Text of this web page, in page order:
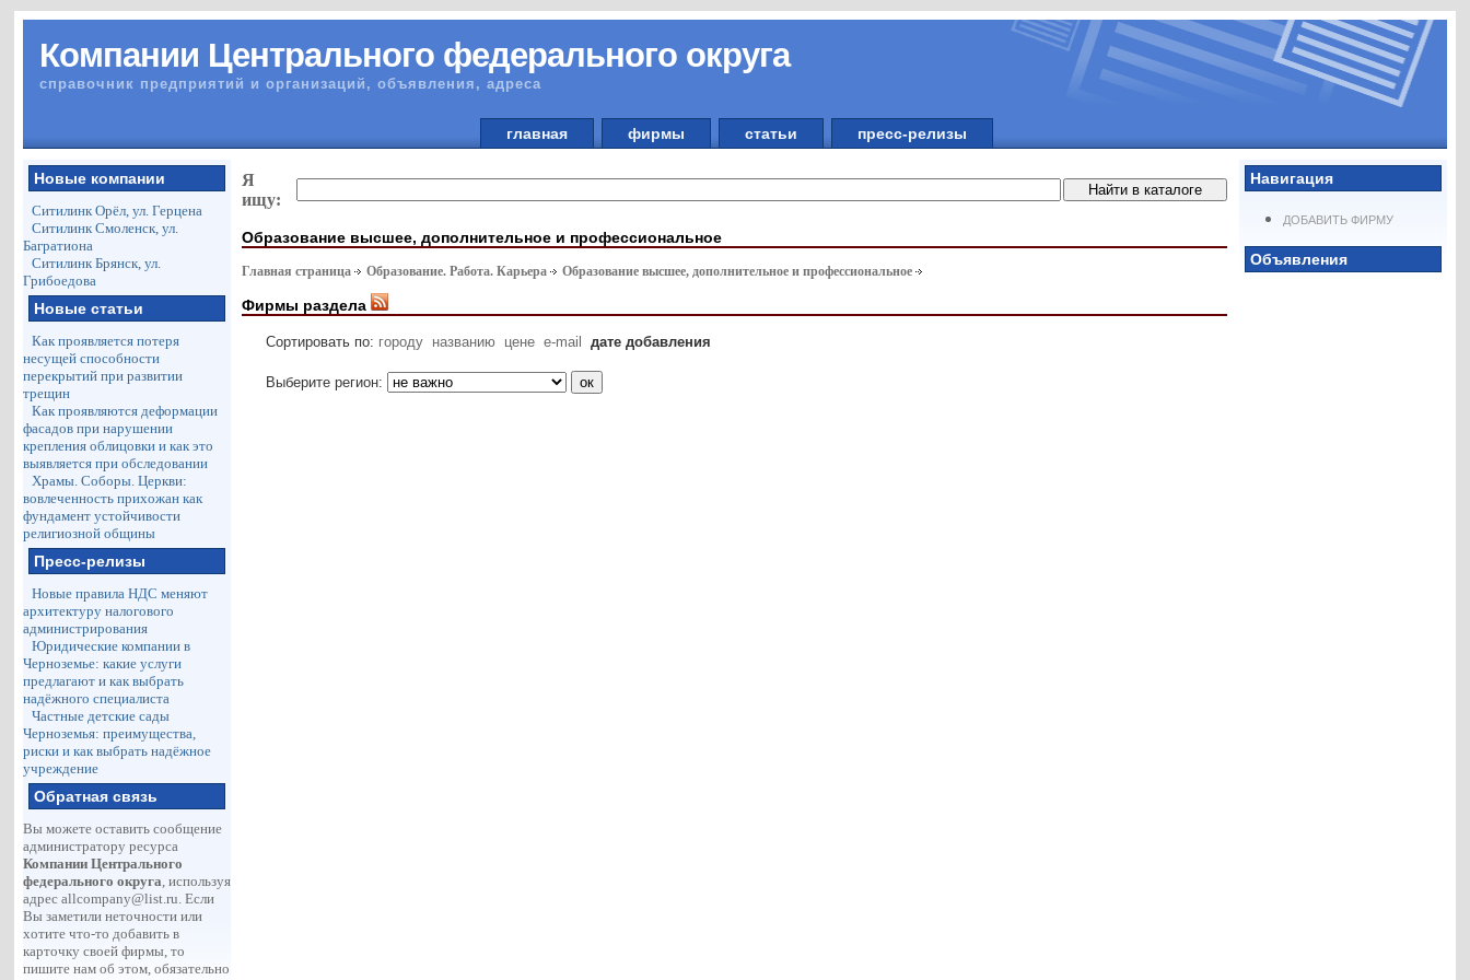
Компании Центрального федерального округа
справочник предприятий и организаций, объявления, адреса
главная фирмы статьи пресс-релизы
Новые компании
Ситилинк Орёл, ул. Герцена
Ситилинк Смоленск, ул.
Багратиона
Ситилинк Брянск, ул.
Грибоедова
Новые статьи
Как проявляется потеря
несущей способности
перекрытий при развитии
трещин
Как проявляются деформации
фасадов при нарушении
крепления облицовки и как это
выявляется при обследовании
Храмы. Соборы. Церкви:
вовлеченность прихожан как
фундамент устойчивости
религиозной общины
Пресс-релизы
Новые правила НДС меняют
архитектуру налогового
администрирования
Юридические компании в
Черноземье: какие услуги
предлагают и как выбрать
надёжного специалиста
Частные детские сады
Черноземья: преимущества,
риски и как выбрать надёжное
учреждение
Обратная связь
Вы можете оставить сообщение
администратору ресурса
Компании Центрального
федерального округа, используя
адресallcompany@list.ru. Если
Вы заметили неточности или
хотите что-то добавить в
карточку своей фирмы, то
пишите нам об этом, обязательно
Навигация
ДОБАВИТЬ ФИРМУ
Объявления
Я
ищу:
Образование высшее, дополнительное и профессиональное
Главная страница Образование. Работа. Карьера Образование высшее, дополнительное и профессиональное
Фирмы раздела
Сортировать по: городу названию цене e-mail дате добавления
Выберите регион: